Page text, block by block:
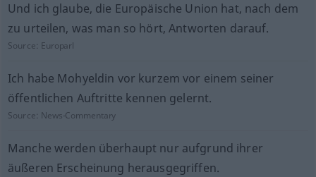
Und ich glaube, die Europäische Union hat, nach dem
zu urteilen, was man so hört, Antworten darauf.
Source: Europarl
Ich habe Mohyeldin vor kurzem vor einem seiner
öffentlichen Auftritte kennen gelernt.
Source: News-Commentary
Manche werden überhaupt nur aufgrund ihrer
äußeren Erscheinung herausgegriffen.